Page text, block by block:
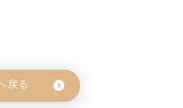
戻る